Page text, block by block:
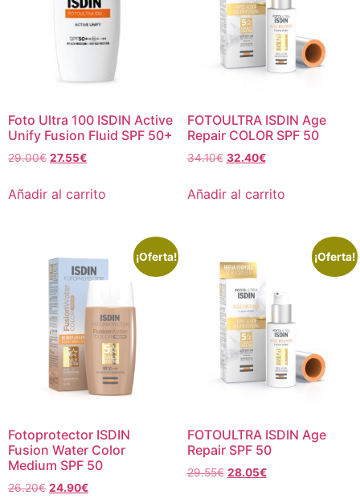
Foto Ultra 100 ISDIN Active
Unify Fusion Fluid SPF 50+
29.00€ 27.55€
Añadir al carrito
FOTOULTRA ISDIN Age
Repair COLOR SPF 50
34.10€ 32.40€
Añadir al carrito
¡Oferta!
Fotoprotector ISDIN
Fusion Water Color
Medium SPF 50
26.20€ 24.90€
¡Oferta!
FOTOULTRA ISDIN Age
Repair SPF 50
29.55€ 28.05€